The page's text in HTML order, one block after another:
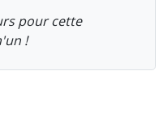
pour cette
!